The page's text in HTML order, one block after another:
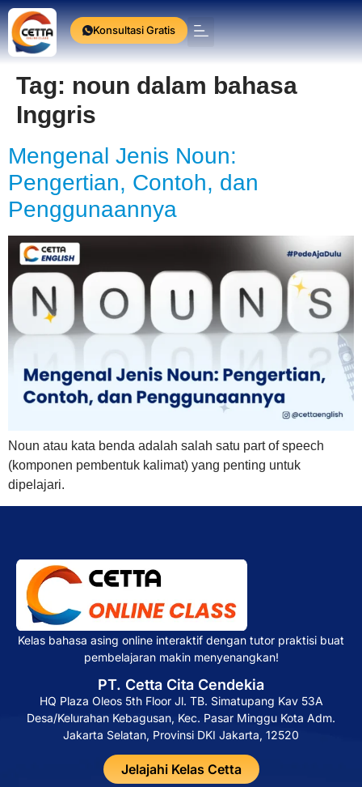
Konsultasi Gratis
Tag: noun dalam bahasa
Inggris
Mengenal Jenis Noun:
Pengertian, Contoh, dan
Penggunaannya
Noun atau kata benda adalah salah satu part of speech
(komponen pembentuk kalimat) yang penting untuk
dipelajari.
Kelas bahasa asing online interaktif dengan tutor praktisi buat
pembelajaran makin menyenangkan!
PT. Cetta Cita Cendekia
HQ Plaza Oleos 5th Floor Jl. TB. Simatupang Kav 53A
Desa/Kelurahan Kebagusan, Kec. Pasar Minggu Kota Adm.
Jakarta Selatan, Provinsi DKI Jakarta, 12520
Jelajahi Kelas Cetta